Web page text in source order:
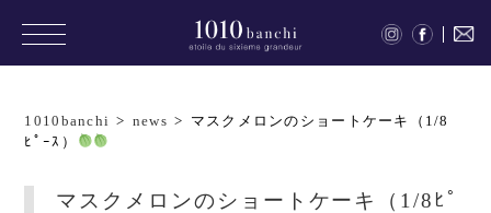
1010banchi > news > マスクメロンのショートケーキ（1/8
ﾋﾟｰｽ）
マスクメロンのショートケーキ（1/8ﾋﾟ